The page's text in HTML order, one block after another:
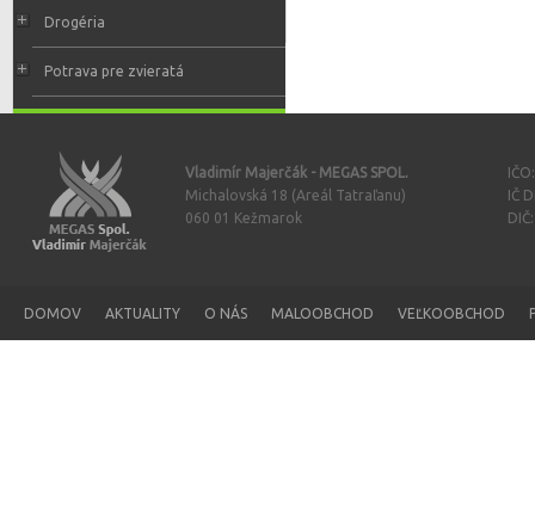
Drogéria
Potrava pre zvieratá
Vladimír Majerčák - MEGAS SPOL.
Michalovská 18 (Areál Tatraľanu)
060 01 Kežmarok
IČ
DOMOV AKTUALITY O NÁS MALOOBCHOD VEĽKOOBCHOD